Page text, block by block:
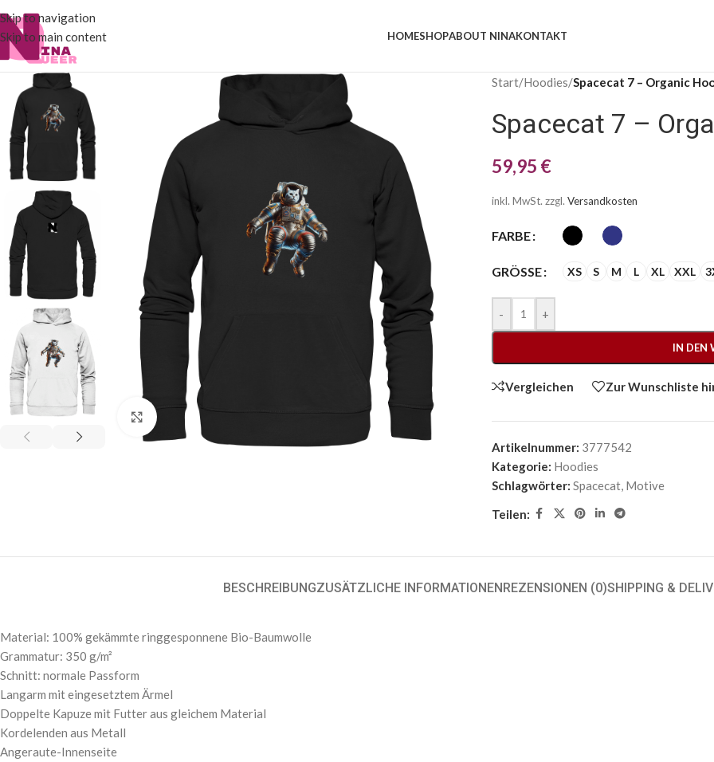
Skip to navigation
Skip to main content
HOMESHOPABOUT NINAKONTAKT
Klick zum Vergrößern
Start/Hoodies/Spacecat 7 – Organic
Spacecat 7 –
59,95 €
inkl. MwSt. zzgl. Versandkosten
FARBE
GRÖSSE XS S M L XL XXL
- +
IN DEN
Vergleichen Zur Wunschliste
Artikelnummer: 3777542
Kategorie: Hoodies
Schlagwörter: Spacecat, Motive
Teilen:
BESCHREIBUNGZUSÄTZLICHE INFORMATIONENREZENSIONEN (0)SHIPPING &
Material: 100% gekämmte ringgesponnene Bio-Baumwolle
Grammatur: 350 g/m²
Schnitt: normale Passform
Langarm mit eingesetztem Ärmel
Doppelte Kapuze mit Futter aus gleichem Material
Kordelenden aus Metall
Angeraute-Innenseite